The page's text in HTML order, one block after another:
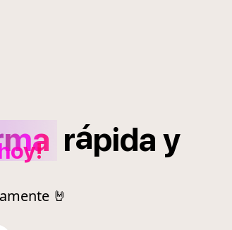
rápida y
🤘